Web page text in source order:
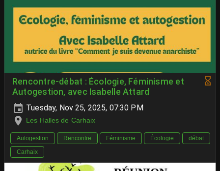
Rencontre-débat : Écologie, Féminisme et
Autogestion, avec Isabelle Attard
Tuesday, Nov 25, 2025, 07:30 PM
Les Halles de Carhaix
Autogestion Rencontre Féminisme Écologie
débat
Carhaix